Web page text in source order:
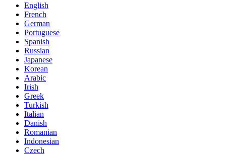
English
French
German
Portuguese
Spanish
Russian
Japanese
Korean
Arabic
Irish
Greek
Turkish
Italian
Danish
Romanian
Indonesian
Czech